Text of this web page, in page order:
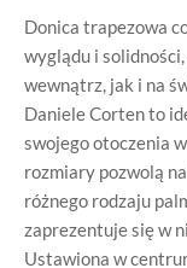
Donica trapezowa
wyglądu i
wewnątrz, jak i na
Daniele Corten to
swojego otoczenia
rozmiary pozwolą
różnego rodzaju
zaprezentuje się w
Ustawiona w